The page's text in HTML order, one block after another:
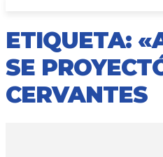
ETIQUETA:
SE
CERVANTES